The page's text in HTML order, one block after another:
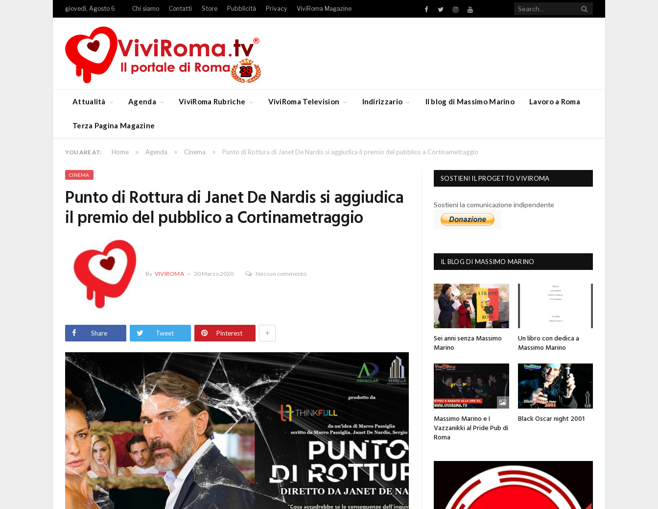
giovedì, Agosto 6 Chi siamo Contatti Store Pubblicità Privacy ViviRoma Magazine Facebook
TwitterInstagramYouTube
Attualità Agenda ViviRoma Rubriche ViviRoma Television Indirizzario Il blog di Massimo Marino Lavoro a Roma
Terza Pagina Magazine
YOU ARE AT: Home » Agenda » Cinema » Punto di Rottura di Janet De Nardis si aggiudica il premio del pubblico a Cortinametraggio
CINEMA
Punto di Rottura di Janet De Nardis si aggiudica
il premio del pubblico a Cortinametraggio
By VIVIROMA 30 Marzo 2020 Nessun commento
Share Tweet Pinterest +
SOSTIENI IL PROGETTO VIVIROMA
Sostieni la comunicazione indipendente
IL BLOG DI MASSIMO MARINO
Sei anni senza Massimo
Marino
Un libro con dedica a
Massimo Marino
Massimo Marino e I
Vazzanikki al Pride Pub di
Roma
Black Oscar night 2001